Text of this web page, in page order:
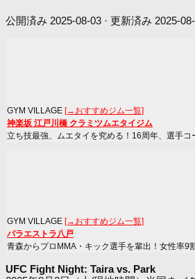
公開済み 2025-08-03 · 更新済み 2025-
GYM VILLAGE [→おすすめジム一覧]
神楽坂 江戸川橋 クラミツムエタイジム
立ち技最強、ムエタイを究める！16周年、選手
GYM VILLAGE [→おすすめジム一覧]
パラエストラ八戸
青森からプロMMA・キック選手を輩出！女性率9
UFC Fight Night: Taira vs. Park